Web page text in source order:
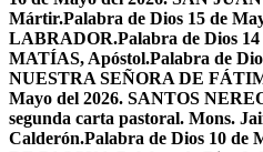
Mártir.Palabra de Dios 15 de
LABRADOR.Palabra de Dios
MATÍAS, Apóstol.Palabra de
NUESTRA SEÑORA DE
Mayo del 2026. SANTOS
segunda carta pastoral. Mons.
Calderón.Palabra de Dios 10 de